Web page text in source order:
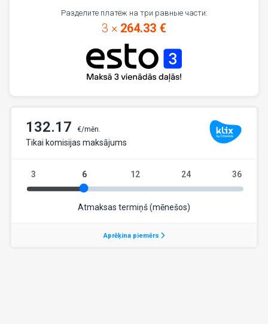
Разделите платёж на три равные части:
3 × 264.33 €